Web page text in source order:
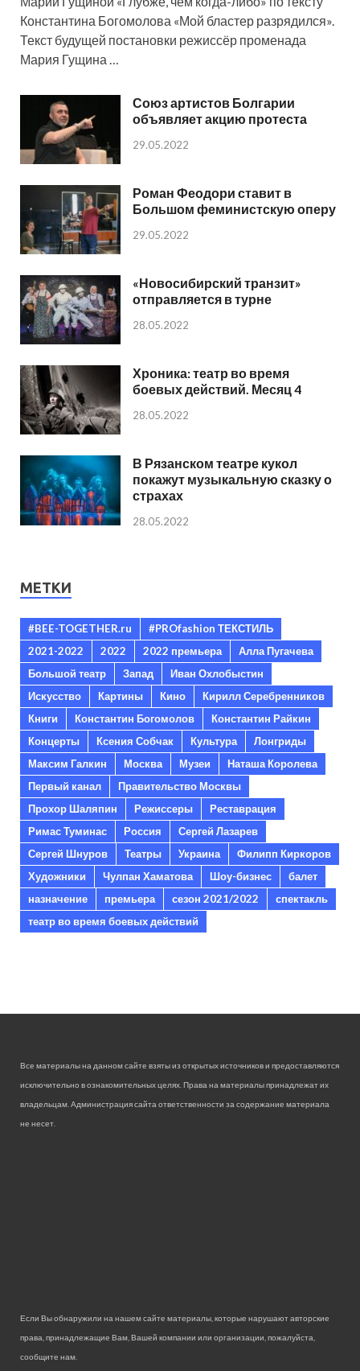
Константина Богомолова «Мой бластер разрядился».
Текст будущей постановки режиссёр променада
Мария Гущина …
Союз артистов Болгарии
объявляет акцию протеста
29.05.2022
Роман Феодори ставит в
Большом феминистскую оперу
29.05.2022
«Новосибирский транзит»
отправляется в турне
28.05.2022
Хроника: театр во время
боевых действий. Месяц 4
28.05.2022
В Рязанском театре кукол
покажут музыкальную сказку о
страхах
28.05.2022
МЕТКИ
#BEE-TOGETHER.ru
#PROfashion ТЕКСТИЛЬ
2021-2022
2022 2022 премьера
Алла Пугачева
Большой театр
Запад
Иван Охлобыстин
Искусство
Картины Кино
Кирилл Серебренников
Книги
Константин Богомолов
Константин Райкин
Концерты
Ксения Собчак Культура
Лонгриды
Максим Галкин
Москва Музеи
Наташа Королева
Первый канал
Правительство Москвы
Прохор Шаляпин
Режиссеры
Реставрация
Римас Туминас
Россия
Сергей Лазарев
Сергей Шнуров
Театры Украина
Филипп Киркоров
Художники
Чулпан Хаматова Шоу-бизнес
балет
назначение
премьера сезон 2021/2022
спектакль
театр во время боевых действий
Все материалы на данном сайте взяты из открытых источников и предоставляются
исключительно в ознакомительных целях. Права на материалы принадлежат их
владельцам. Администрация сайта ответственности за содержание материала
не несет.
Если Вы обнаружили на нашем сайте материалы, которые нарушают авторские
права, принадлежащие Вам, Вашей компании или организации, пожалуйста,
сообщите нам.